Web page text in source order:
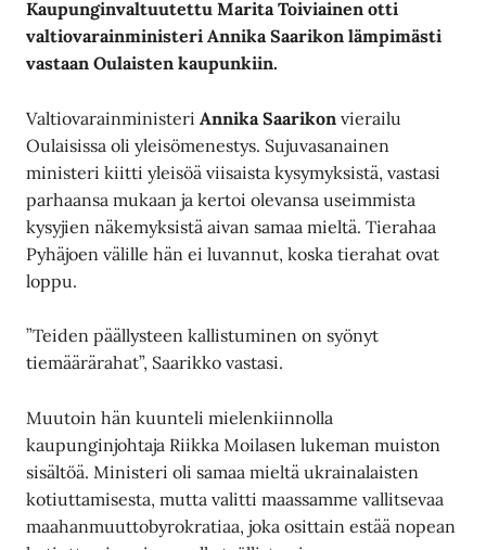
Kaupunginvaltuutettu Marita Toiviainen otti
valtiovarainministeri Annika Saarikon lämpimästi
vastaan Oulaisten kaupunkiin.
ValtiovarainministeriAnnika Saarikon vierailu
Oulaisissa oli yleisömenestys. Sujuvasanainen
ministeri kiitti yleisöä viisaista kysymyksistä, vastasi
parhaansa mukaan ja kertoi olevansa useimmista
kysyjien näkemyksistä aivan samaa mieltä. Tierahaa
Pyhäjoen välille hän ei luvannut, koska tierahat ovat
loppu.
”Teiden päällysteen kallistuminen on syönyt
tiemäärärahat”, Saarikko vastasi.
Muutoin hän kuunteli mielenkiinnolla
kaupunginjohtaja Riikka Moilasen lukeman muiston
sisältöä. Ministeri oli samaa mieltä ukrainalaisten
kotiuttamisesta, mutta valitti maassamme vallitsevaa
maahanmuuttobyrokratiaa, joka osittain estää nopean